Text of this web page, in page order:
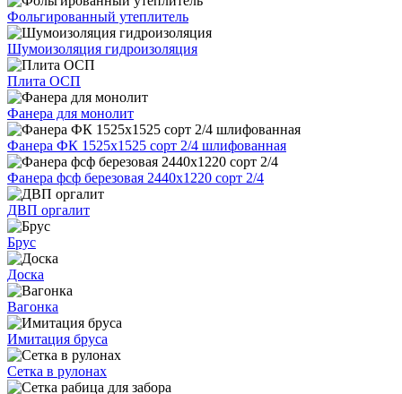
Фольгированный утеплитель
Шумоизоляция гидроизоляция
Плита ОСП
Фанера для монолит
Фанера ФК 1525х1525 сорт 2/4 шлифованная
Фанера фсф березовая 2440х1220 сорт 2/4
ДВП оргалит
Брус
Доска
Вагонка
Имитация бруса
Сетка в рулонах